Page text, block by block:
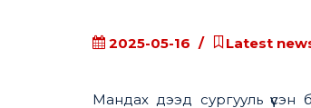
2025-05-16 Latest
Мандах дээд сургууль